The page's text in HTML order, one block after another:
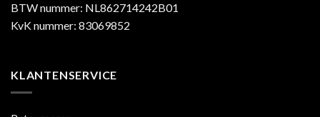
BTW nummer: NL862714242B01
KvK nummer: 83069852
KLANTENSERVICE